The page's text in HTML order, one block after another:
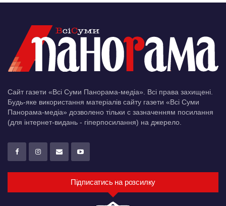
Сайт газети «Всі Суми Панорама-медіа». Всі права захищені.
Будь-яке використання матеріалів сайту газети «Всі Суми
Панорама-медіа» дозволено тільки c зазначенням посилання
(для інтернет-видань - гіперпосилання) на джерело.
Підписатись на розсилку